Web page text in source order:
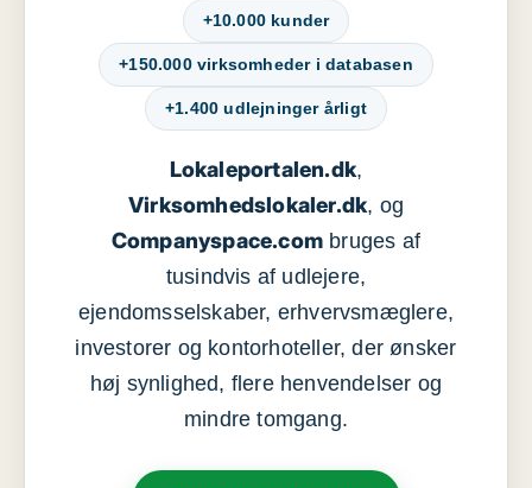
+10.000 kunder
+150.000 virksomheder i databasen
+1.400 udlejninger årligt
Lokaleportalen.dk,
Virksomhedslokaler.dk, og
Companyspace.com bruges af
tusindvis af udlejere,
ejendomsselskaber, erhvervsmæglere,
investorer og kontorhoteller, der ønsker
høj synlighed, flere henvendelser og
mindre tomgang.